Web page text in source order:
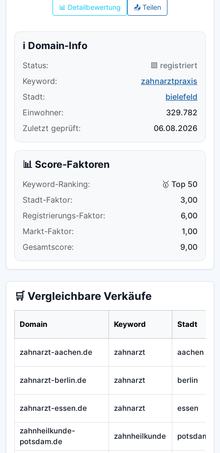
📊 Detailbewertung 📤 Teilen
ℹ️ Domain-Info
Status:
🟪 registriert
Keyword:
zahnarztpraxis
Stadt:
bielefeld
Einwohner:
329.782
Zuletzt geprüft:
06.08.2026
📊 Score-Faktoren
Keyword-Ranking:
🥇 Top 50
Stadt-Faktor:
3,00
Registrierungs-Faktor:
6,00
Markt-Faktor:
1,00
Gesamtscore:
9,00
🛒 Vergleichbare Verkäufe
Domain Keyword Stadt
zahnarzt-aachen.de zahnarzt aachen
zahnarzt-berlin.de zahnarzt berlin
zahnarzt-essen.de zahnarzt essen
zahnheilkunde-
potsdam.de
zahnheilkunde potsdam